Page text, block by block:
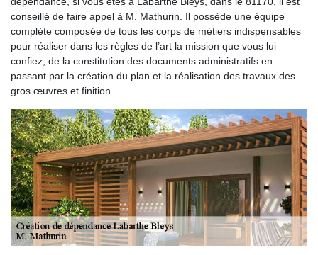
conseillé de faire appel à M. Mathurin. Il possède une équipe
complète composée de tous les corps de métiers indispensables
pour réaliser dans les règles de l’art la mission que vous lui
confiez, de la constitution des documents administratifs en
passant par la création du plan et la réalisation des travaux des
gros œuvres et finition.